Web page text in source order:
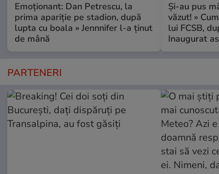
Emoționant: Dan Petrescu, la
prima apariție pe stadion, după
lupta cu boala » Jennnifer l-a ținut
de mână
Și-au pus
văzut! »
lui FCSB,
Inaugurat
PARTENERI